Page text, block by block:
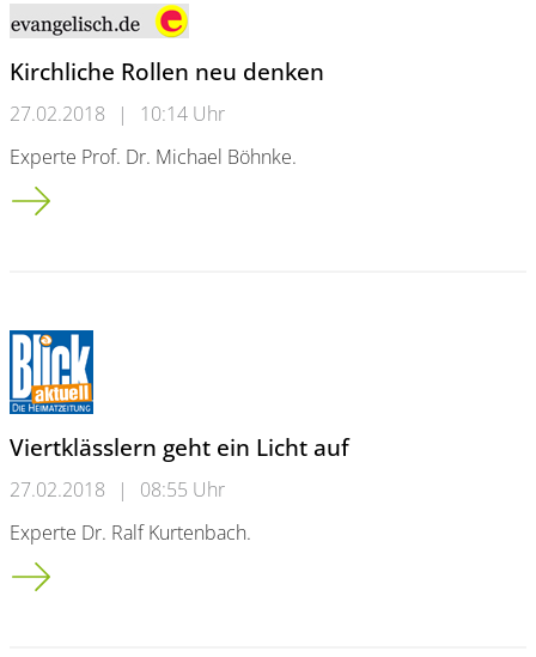
Kirchliche Rollen neu denken
27.02.2018 |
10:14 Uhr
Experte Prof. Dr. Michael Böhnke.
Kirchliche Rollen neu denken
Viertklässlern geht ein Licht auf
27.02.2018 |
08:55 Uhr
Experte Dr. Ralf Kurtenbach.
Viertklässlern geht ein Licht auf